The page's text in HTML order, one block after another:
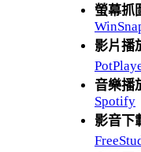
螢幕抓
影片播
音樂播
Spotify
影音下